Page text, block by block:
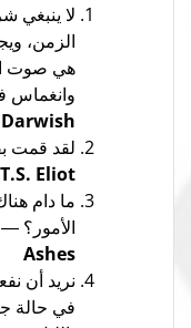
لا ينبغي
الزمن،
هي صوت
وانغماس
لقد قمت
T.S. Eliot
ما دام
الأمور؟
Ashes
نريد أن
في حالة